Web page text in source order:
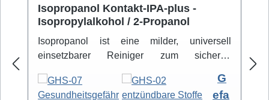
Isopropanol Kontakt-IPA-plus -
Isopropylalkohol / 2-Propanol
Isopropanol ist eine milder, universell
einsetzbarer Reiniger zum sicheren
Hochreiner Isopropanol-Alkohol ( 99,8% )
G
efa